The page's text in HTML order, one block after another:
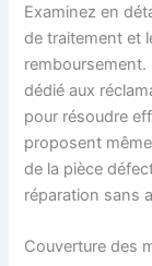
Examinez en
de traitement et
dédié aux
pour résoudre
proposent
de la pièce
réparation sans
Couverture des